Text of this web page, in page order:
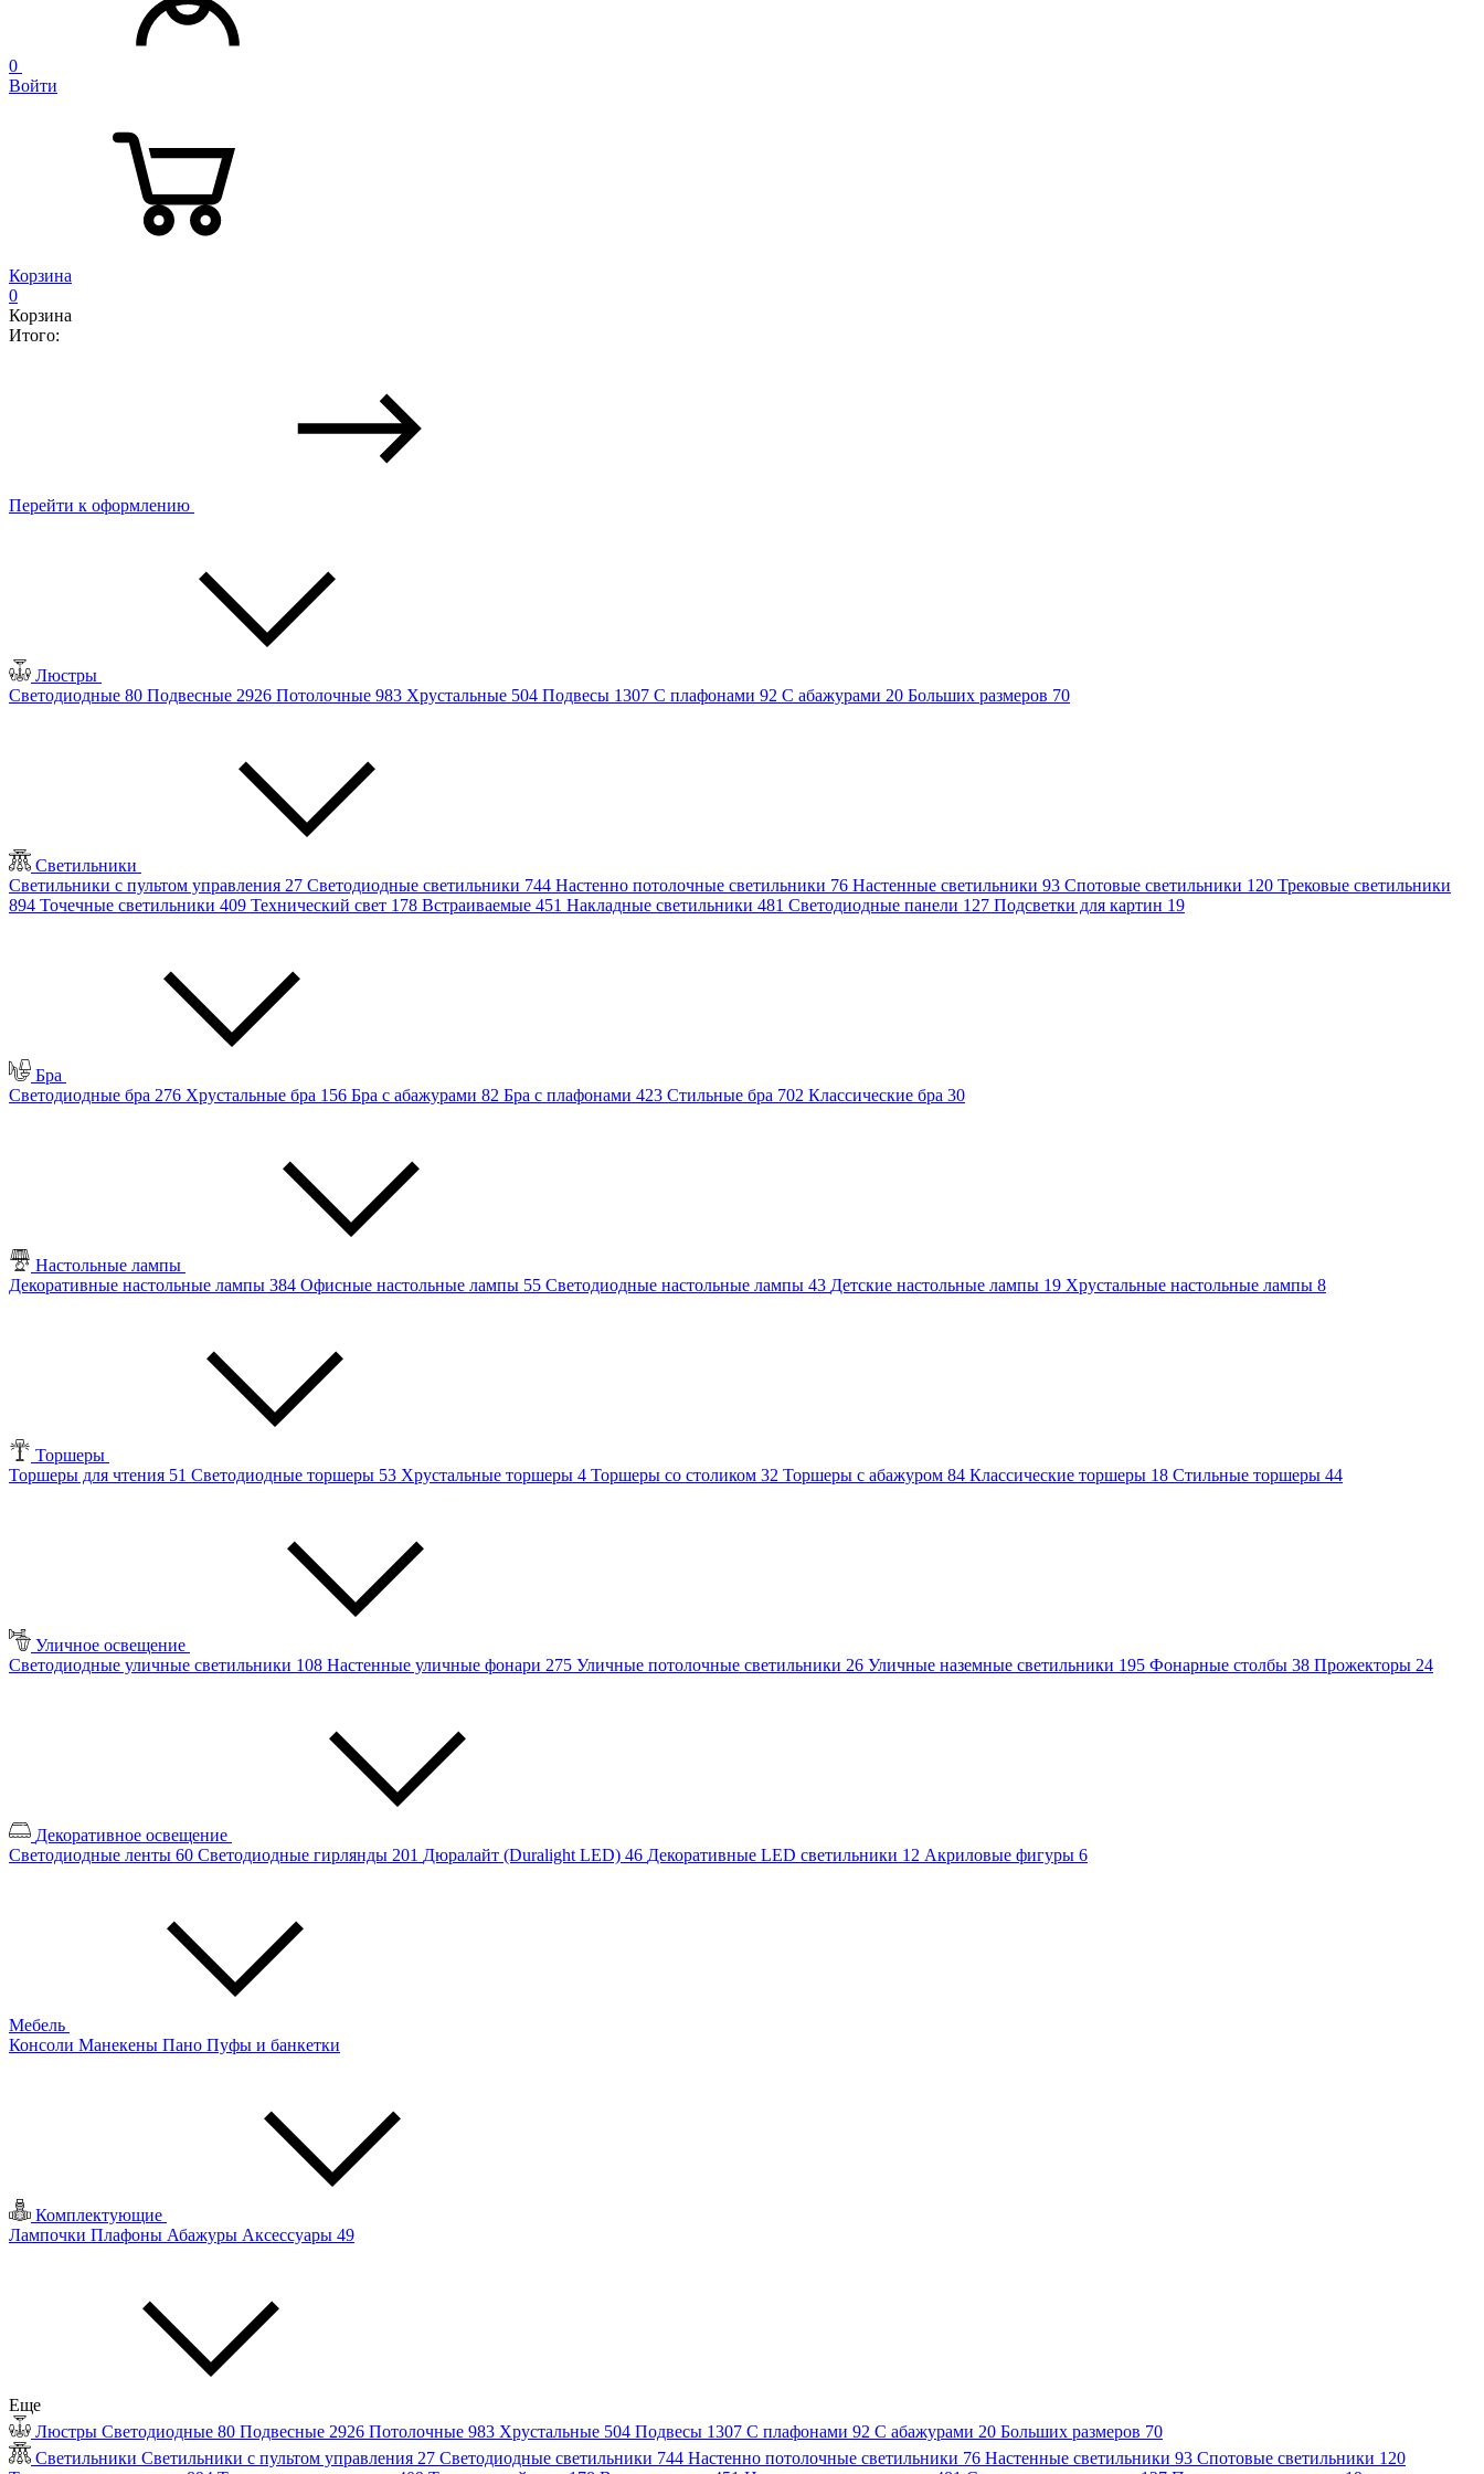
0
Войти
Корзина
0
Корзина
Итого:
Перейти к оформлению
Люстры
Светодиодные 80 Подвесные 2926 Потолочные 983 Хрустальные 504 Подвесы 1307 С плафонами 92 С абажурами 20 Больших размеров 70
Светильники
Светильники с пультом управления 27 Светодиодные светильники 744 Настенно потолочные светильники 76 Настенные светильники 93 Спотовые светильники 120 Трековые светильники
894 Точечные светильники 409 Технический свет 178 Встраиваемые 451 Накладные светильники 481 Светодиодные панели 127 Подсветки для картин 19
Бра
Светодиодные бра 276 Хрустальные бра 156 Бра с абажурами 82 Бра с плафонами 423 Стильные бра 702 Классические бра 30
Настольные лампы
Декоративные настольные лампы 384 Офисные настольные лампы 55 Светодиодные настольные лампы 43 Детские настольные лампы 19 Хрустальные настольные лампы 8
Торшеры
Торшеры для чтения 51 Светодиодные торшеры 53 Хрустальные торшеры 4 Торшеры со столиком 32 Торшеры с абажуром 84 Классические торшеры 18 Стильные торшеры 44
Уличное освещение
Светодиодные уличные светильники 108 Настенные уличные фонари 275 Уличные потолочные светильники 26 Уличные наземные светильники 195 Фонарные столбы 38 Прожекторы 24
Декоративное освещение
Светодиодные ленты 60 Светодиодные гирлянды 201 Дюралайт (Duralight LED) 46 Декоративные LED светильники 12 Акриловые фигуры 6
Мебель
Консоли Манекены Пано Пуфы и банкетки
Комплектующие
Лампочки Плафоны Абажуры Аксессуары 49
Еще
Люстры Светодиодные 80 Подвесные 2926 Потолочные 983 Хрустальные 504 Подвесы 1307 С плафонами 92 С абажурами 20 Больших размеров 70
Светильники Светильники с пультом управления 27 Светодиодные светильники 744 Настенно потолочные светильники 76 Настенные светильники 93 Спотовые светильники 120